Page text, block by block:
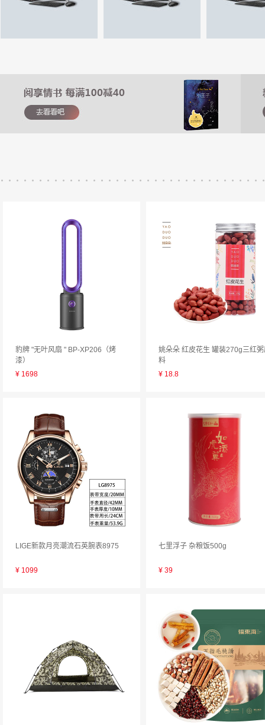
豹牌 "无叶风扇 " BP-XP206（烤
漆）
¥ 1698
姚朵朵 红皮花生 罐装270g三红
料
¥ 18.8
LIGE新款月亮潮流石英腕表8975
¥ 1099
七里浮子 杂粮饭500g
¥ 39